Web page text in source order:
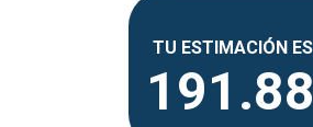
191.88